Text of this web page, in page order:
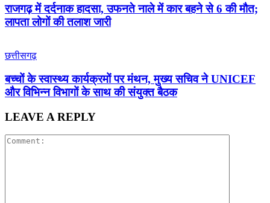
राजगढ़ में दर्दनाक हादसा, उफनते नाले में कार बहने से 6 की मौत;
लापता लोगों की तलाश जारी
छत्तीसगढ़
बच्चों के स्वास्थ्य कार्यक्रमों पर मंथन, मुख्य सचिव ने UNICEF
और विभिन्न विभागों के साथ की संयुक्त बैठक
LEAVE A REPLY